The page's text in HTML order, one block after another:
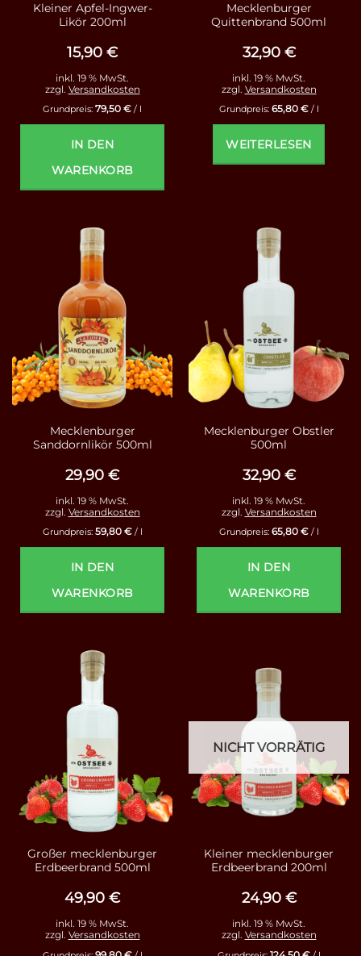
Kleiner Apfel-Ingwer-
Likör 200ml
15,90 €
inkl. 19 % MwSt.
zzgl. Versandkosten
Grundpreis: 79,50 € / l
IN DEN
WARENKORB
Mecklenburger
Quittenbrand 500ml
32,90 €
inkl. 19 % MwSt.
zzgl. Versandkosten
Grundpreis: 65,80 €/ l
WEITERLESEN
Mecklenburger
Sanddornlikör 500ml
29,90 €
inkl. 19 % MwSt.
zzgl. Versandkosten
Grundpreis: 59,80 €/ l
IN DEN
WARENKORB
Mecklenburger Obstler
500ml
32,90 €
inkl. 19 % MwSt.
zzgl. Versandkosten
Grundpreis: 65,80 €/ l
IN DEN
WARENKORB
Großer mecklenburger
Erdbeerbrand 500ml
49,90 €
inkl. 19 % MwSt.
zzgl. Versandkosten
NICHT VORRÄTIG
Kleiner mecklenburger
Erdbeerbrand 200ml
24,90 €
inkl. 19 % MwSt.
zzgl. Versandkosten